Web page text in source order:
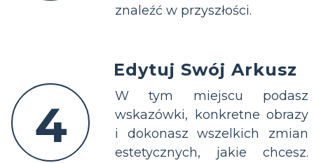
znaleźć w przyszłości.
4
Edytuj Swój Arkusz
W tym miejscu podasz
wskazówki, konkretne obrazy
i dokonasz wszelkich zmian
estetycznych, jakie chcesz.